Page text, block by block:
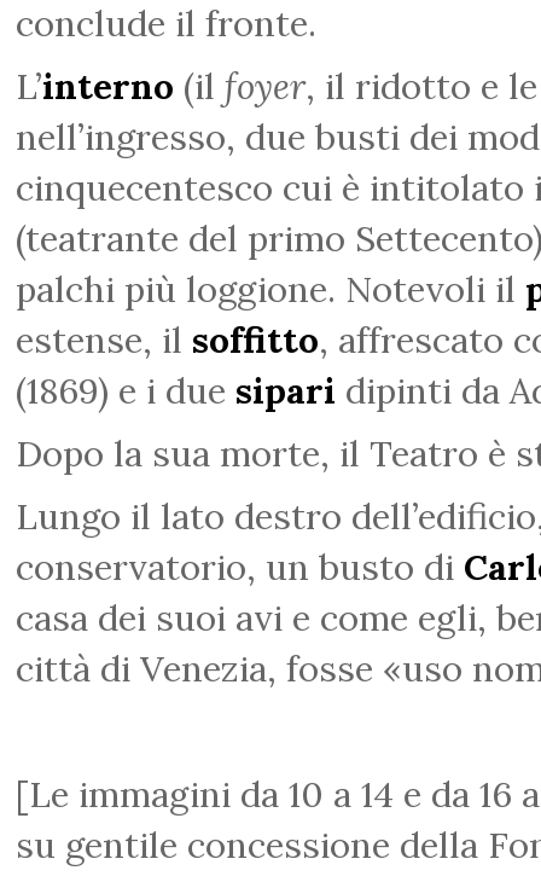
conclude il fronte.
L’interno (il foyer, il ridotto e le
nell’ingresso, due busti dei
cinquecentesco cui è
(teatrante del primo
palchi più loggione. Notevoli il
estense, il soffitto, affrescato
(1869) e i due sipari dipinti da
Dopo la sua morte, il Teatro è
Lungo il lato destro
conservatorio, un busto di
casa dei suoi avi e come egli,
città di Venezia, fosse «uso
[Le immagini da 10 a 14 e da
su gentile concessione della